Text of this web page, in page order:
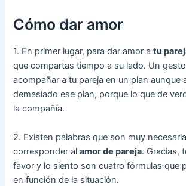
Cómo dar amor
1. En primer lugar, para dar amor atu
que compartas tiempo a su lado. Un
acompañar a tu pareja en un plan aunque
demasiado ese plan, porque lo que de
la compañía.
2. Existen palabras que son muy
corresponder alamor de pareja. Gracias,
favor y lo siento son cuatro fórmulas que
en función de la situación.